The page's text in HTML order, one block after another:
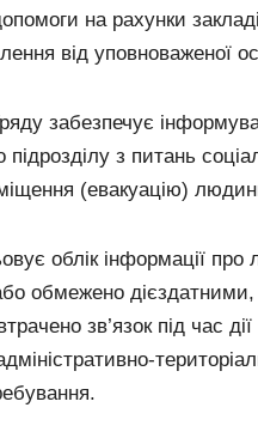
на рахунки
від уповноваженої
забезпечує
підрозділу з питань
(евакуацію)
облік інформації
обмежено
зв’язок під час